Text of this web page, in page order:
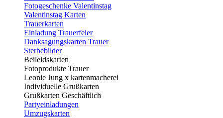
Fotogeschenke Valentinstag
Valentinstag Karten
Trauerkarten
Einladung Trauerfeier
Danksagungskarten Trauer
Sterbebilder
Beileidskarten
Fotoprodukte Trauer
Leonie Jung x kartenmacherei
Individuelle Grußkarten
Grußkarten Geschäftlich
Partyeinladungen
Umzugskarten